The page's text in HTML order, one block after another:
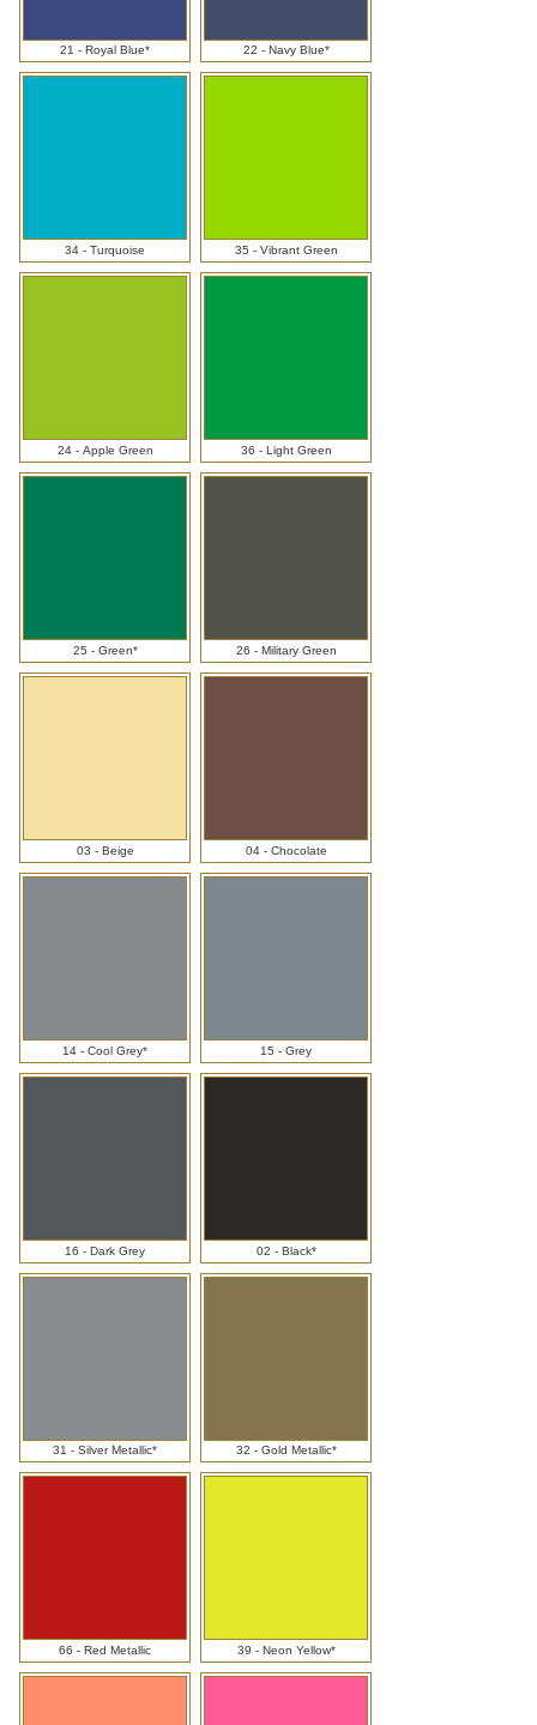
21 - Royal Blue* 22 - Navy Blue*
34 - Turquoise 35 - Vibrant Green
24 - Apple Green 36 - Light Green
25 - Green* 26 - Military Green
03 - Beige 04 - Chocolate
14 - Cool Grey* 15 - Grey
16 - Dark Grey 02 - Black*
31 - Silver Metallic* 32 - Gold Metallic*
66 - Red Metallic 39 - Neon Yellow*